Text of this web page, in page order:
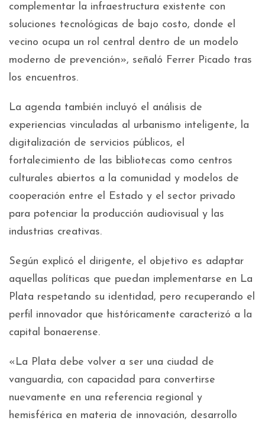
complementar la infraestructura existente con
soluciones tecnológicas de bajo costo, donde el
vecino ocupa un rol central dentro de un modelo
moderno de prevención», señaló Ferrer Picado tras
los encuentros.
La agenda también incluyó el análisis de
experiencias vinculadas al urbanismo inteligente, la
digitalización de servicios públicos, el
fortalecimiento de las bibliotecas como centros
culturales abiertos a la comunidad y modelos de
cooperación entre el Estado y el sector privado
para potenciar la producción audiovisual y las
industrias creativas.
Según explicó el dirigente, el objetivo es adaptar
aquellas políticas que puedan implementarse en La
Plata respetando su identidad, pero recuperando el
perfil innovador que históricamente caracterizó a la
capital bonaerense.
«La Plata debe volver a ser una ciudad de
vanguardia, con capacidad para convertirse
nuevamente en una referencia regional y
hemisférica en materia de innovación, desarrollo